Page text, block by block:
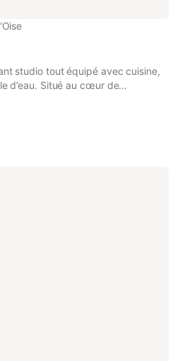
studio tout équipé avec cuisine,
d’eau. Situé au cœur de
un accès rapide à la gare (8 min à
(5 min) et aux commerces du
séjour confortable proche de